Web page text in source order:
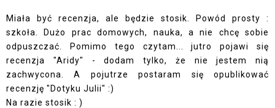
Miała być recenzja, ale będzie stosik. Powód prosty :
szkoła. Dużo prac domowych, nauka, a nie chcę sobie
odpuszczać. Pomimo tego czytam... jutro pojawi się
recenzja "Aridy" - dodam tylko, że nie jestem nią
zachwycona. A pojutrze postaram się opublikować
recenzję "Dotyku Julii" :)
Na razie stosik : )